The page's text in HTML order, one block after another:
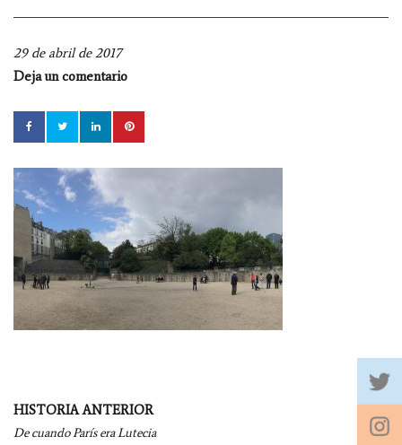
29 de abril de 2017
Deja un comentario
Navegación
por
HISTORIA ANTERIOR
De cuando París era Lutecia